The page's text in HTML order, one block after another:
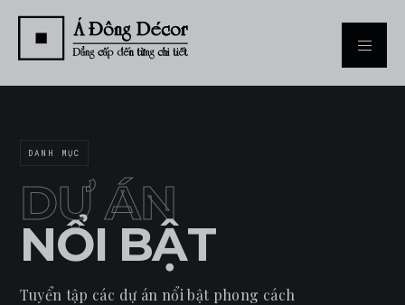
DANH MỤC
DỰ ÁN
NỔI BẬT
Tuyển tập các dự án nổi bật phong cách